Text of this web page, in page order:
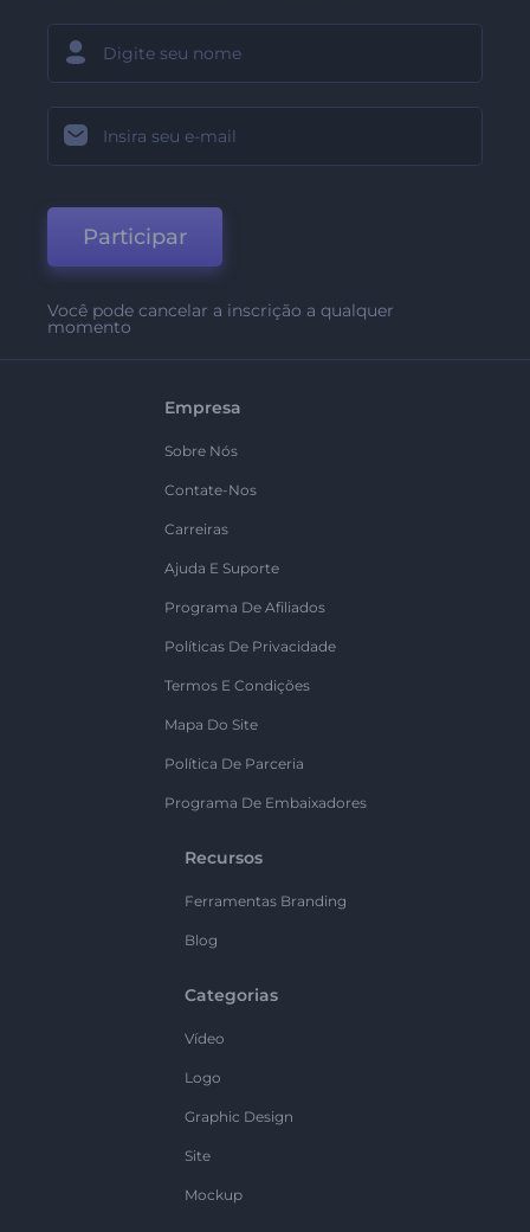
Participar
Você pode cancelar a inscrição a qualquer
momento
Empresa
Sobre Nós
Contate-Nos
Carreiras
Ajuda E Suporte
Programa De Afiliados
Políticas De Privacidade
Termos E Condições
Mapa Do Site
Política De Parceria
Programa De Embaixadores
Recursos
Ferramentas Branding
Blog
Categorias
Vídeo
Logo
Graphic Design
Site
Mockup